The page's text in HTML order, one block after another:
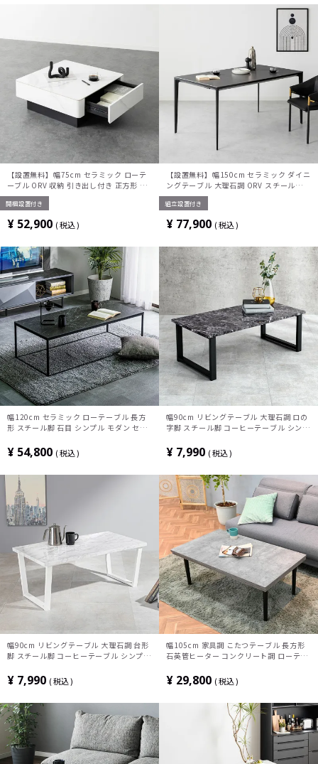
【設置無料】幅75cm セラミック ローテ
ーブル ORV 収納 引き出し付き 正方形 セ
ンターテーブル シンプル モダン リビング
テーブル おしゃれ 白 ホワイト グレー 完
開梱設置付き
¥ 52,900 税込
【設置無料】幅150cm セラミック ダイニ
ングテーブル 大理石調 ORV スチール脚
耐熱 コンセント付き シンプル モダン テ
ーブル 4人 食卓テーブル おしゃれ グレー
組立設置付き
¥ 77,900 税込
幅120cm セラミック ローテーブル 長方
形 スチール脚 石目 シンプル モダン セン
おしゃれ ホワイト ブラック 白 黒
¥ 54,800 税込
幅90cm リビングテーブル 大理石調 ロの
字脚 スチール脚 コーヒーテーブル シンプ
テーブル おしゃれ 石目調 マーブル柄 グ
レー 黒 白
¥ 7,990 税込
幅90cm リビングテーブル 大理石調 台形
脚 スチール脚 コーヒーテーブル シンプル
ブル おしゃれ 石目調 マーブル柄 グレー
黒 白
¥ 7,990 税込
幅105cm 家具調 こたつテーブル 長方形
石英管ヒーター コンクリート調 ローテー
たつ おしゃれ モダン グレー ブラック
¥ 29,800 税込